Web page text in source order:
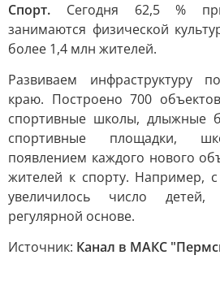
Спорт. Сегодня 62,5 %
занимаются физической
более 1,4 млн жителей.
Развиваем инфраструктуру
краю. Построено 700
спортивные школы, длыжные
спортивные площадки,
появлением каждого нового
жителей к спорту. Например,
увеличилось число
регулярной основе.
Источник: Канал в МАКС